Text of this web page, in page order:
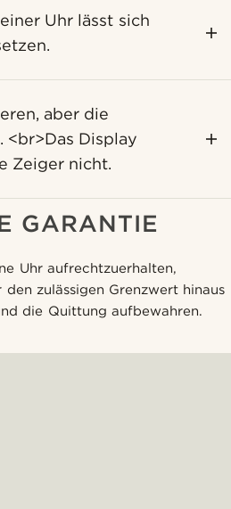
Uhr lässt sich
aber die
Display
Zeiger nicht.
GARANTIE
Uhr aufrechtzuerhalten,
zulässigen Grenzwert hinaus
die Quittung aufbewahren.